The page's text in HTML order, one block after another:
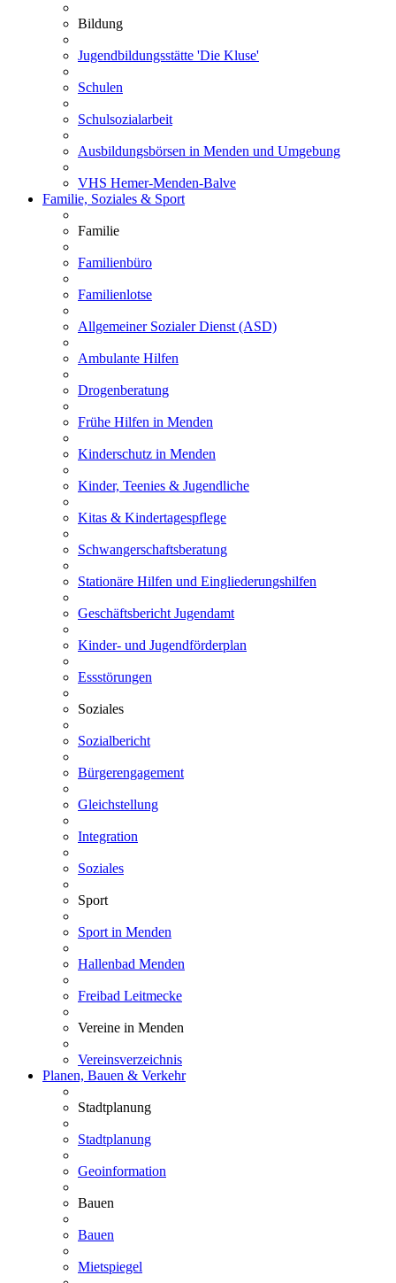
Bildung
Jugendbildungsstätte 'Die Kluse'
Schulen
Schulsozialarbeit
Ausbildungsbörsen in Menden und Umgebung
VHS Hemer-Menden-Balve
Familie, Soziales & Sport
Familie
Familienbüro
Familienlotse
Allgemeiner Sozialer Dienst (ASD)
Ambulante Hilfen
Drogenberatung
Frühe Hilfen in Menden
Kinderschutz in Menden
Kinder, Teenies & Jugendliche
Kitas & Kindertagespflege
Schwangerschaftsberatung
Stationäre Hilfen und Eingliederungshilfen
Geschäftsbericht Jugendamt
Kinder- und Jugendförderplan
Essstörungen
Soziales
Sozialbericht
Bürgerengagement
Gleichstellung
Integration
Soziales
Sport
Sport in Menden
Hallenbad Menden
Freibad Leitmecke
Vereine in Menden
Vereinsverzeichnis
Planen, Bauen & Verkehr
Stadtplanung
Stadtplanung
Geoinformation
Bauen
Bauen
Mietspiegel